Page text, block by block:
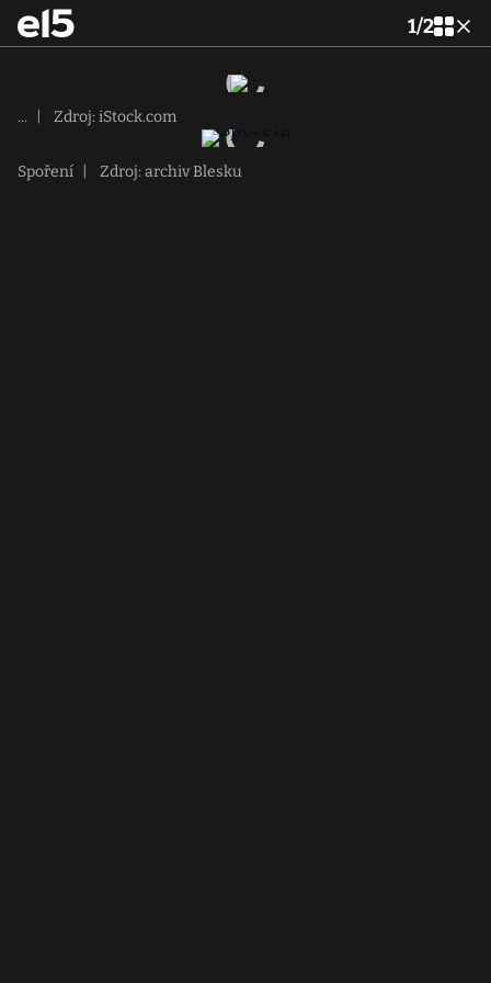
1/2
... Zdroj: iStock.com
Spoření Zdroj: archiv Blesku